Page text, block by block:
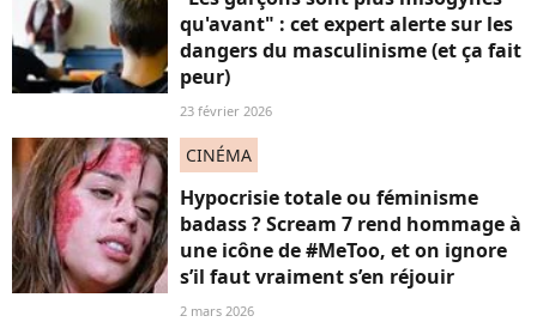
qu'avant" : cet expert alerte sur les
dangers du masculinisme (et ça fait
peur)
23 février 2026
CINÉMA
Hypocrisie totale ou féminisme
badass ? Scream 7 rend hommage à
une icône de #MeToo, et on ignore
s’il faut vraiment s’en réjouir
2 mars 2026